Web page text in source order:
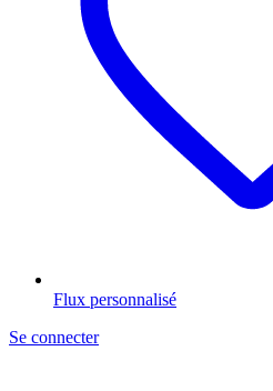
Flux personnalisé
Se connecter